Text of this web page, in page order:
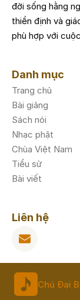
Chú Đại
đời sống hằng
thiền định và
phù hợp với
Danh mục
Trang chủ
Bài giảng
Sách nói
Nhạc phật
Chùa Việt Nam
Tiểu sử
Bài viết
Liên hệ